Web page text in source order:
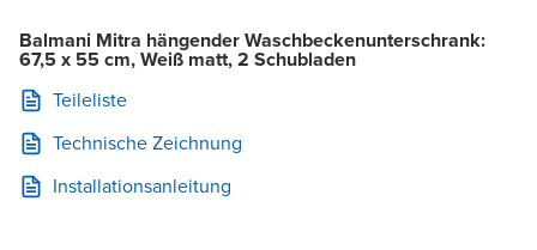
Balmani Mitra hängender Waschbeckenunterschrank:
67,5 x 55 cm, Weiß matt, 2 Schubladen
Teileliste
Technische Zeichnung
Installationsanleitung